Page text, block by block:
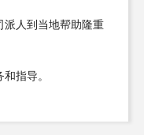
派人到当地帮助隆重
指导。